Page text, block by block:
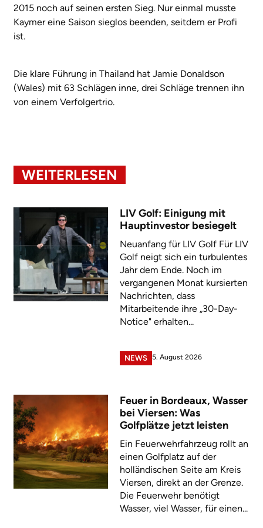
2015 noch auf seinen ersten Sieg. Nur einmal musste
Kaymer eine Saison sieglos beenden, seitdem er Profi
ist.
Die klare Führung in Thailand hat Jamie Donaldson
(Wales) mit 63 Schlägen inne, drei Schläge trennen ihn
von einem Verfolgertrio.
WEITERLESEN
LIV Golf: Einigung mit
Hauptinvestor besiegelt
Neuanfang für LIV Golf Für LIV
Golf neigt sich ein turbulentes
Jahr dem Ende. Noch im
vergangenen Monat kursierten
Nachrichten, dass
Mitarbeitende ihre „30-Day-
Notice" erhalten...
NEWS 5. August 2026
Feuer in Bordeaux, Wasser
bei Viersen: Was
Golfplätze jetzt leisten
Ein Feuerwehrfahrzeug rollt an
einen Golfplatz auf der
holländischen Seite am Kreis
Viersen, direkt an der Grenze.
Die Feuerwehr benötigt
Wasser, viel Wasser, für einen...